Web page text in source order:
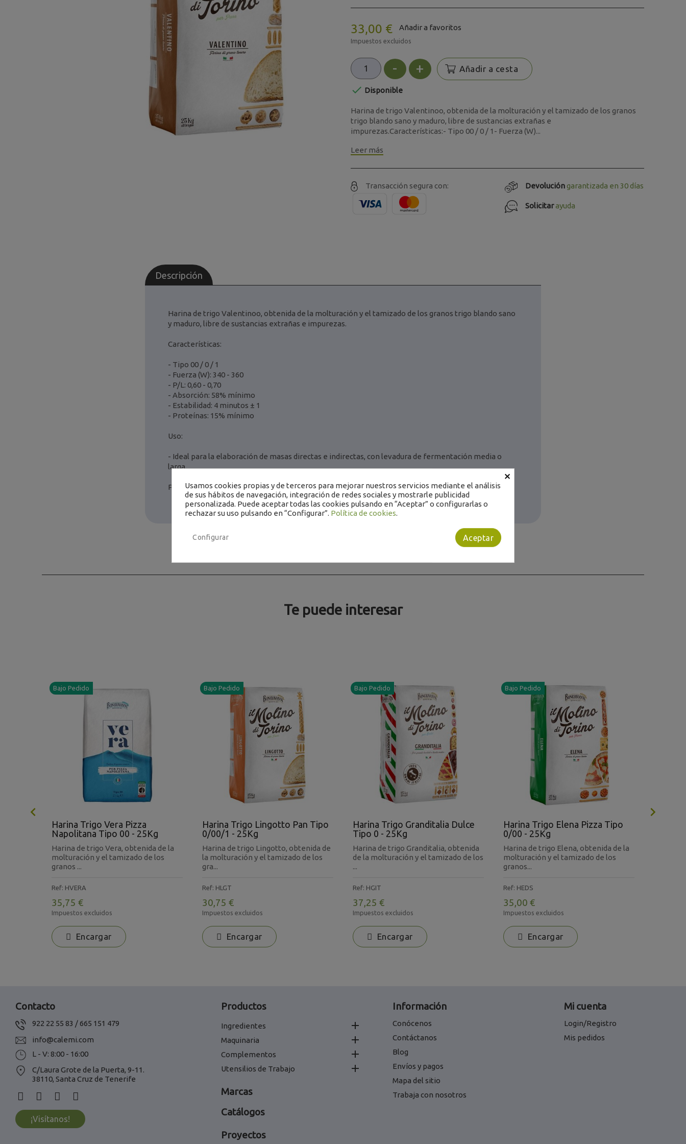
33,00 € Añadir a favoritos
Impuestos excluidos
- + Añadir a cesta
 Disponible
Harina de trigo Valentinoo, obtenida de la molturación y el tamizado de los granos
trigo blando sano y maduro, libre de sustancias extrañas e
impurezas.Características:- Tipo 00 / 0 / 1- Fuerza (W)...
Leer más
Transacción segura con: Devolucióngarantizada en 30 días
Solicitarayuda
Descripción
Harina de trigo Valentinoo, obtenida de la molturación y el tamizado de los granos trigo blando sano
y maduro, libre de sustancias extrañas e impurezas.
Características:
- Tipo 00 / 0 / 1
- Fuerza (W): 340 - 360
- P/L: 0,60 - 0,70
- Absorción: 58% mínimo
- Estabilidad: 4 minutos ± 1
- Proteínas: 15% mínimo
Uso:
- Ideal para la elaboración de masas directas e indirectas, con levadura de fermentación media o
larga
Presentación: Saco 25kg
Te puede interesar

Harina Trigo Vera Pizza
Napolitana Tipo 00 - 25Kg
Harina de trigo Vera, obtenida de la
molturación y el tamizado de los
granos ...
Ref: HVERA
35,75 €
Impuestos excluidos
Encargar
Bajo Pedido
Harina Trigo Lingotto Pan Tipo
0/00/1 - 25Kg
Harina de trigo Lingotto, obtenida de
la molturación y el tamizado de los
gra...
Ref: HLGT
30,75 €
Impuestos excluidos
Encargar
Bajo Pedido
Harina Trigo Granditalia Dulce
Tipo 0 - 25Kg
Harina de trigo Granditalia, obtenida
de la molturación y el tamizado de los
...
Ref: HGIT
37,25 €
Impuestos excluidos
Encargar
Bajo Pedido
Harina Trigo Elena Pizza Tipo
0/00 - 25Kg
Harina de trigo Elena, obtenida de la
molturación y el tamizado de los
granos...
Ref: HEDS
35,00 €
Impuestos excluidos
Encargar
Bajo Pedido

Contacto
922 22 55 83 / 665 151 479
info@calemi.com
L - V: 8:00 - 16:00
C/Laura Grote de la Puerta, 9-11.
38110, Santa Cruz de Tenerife
¡Visítanos!
Productos
Ingredientes 
Maquinaria 
Complementos 
Utensilios de Trabajo 
Marcas
Catálogos
Proyectos
Información
Conócenos
Contáctanos
Blog
Envíos y pagos
Mapa del sitio
Trabaja con nosotros
Mi cuenta
Login/Registro
Mis pedidos
×
Usamos cookies propias y de terceros para mejorar nuestros servicios mediante el análisis
de sus hábitos de navegación, integración de redes sociales y mostrarle publicidad
personalizada. Puede aceptar todas las cookies pulsando en “Aceptar” o configurarlas o
rechazar su uso pulsando en “Configurar”. Política de cookies.
Aceptar
Configurar